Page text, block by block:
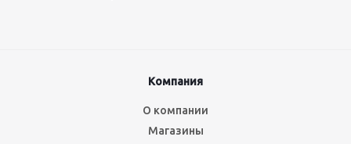
Компания
О компании
Магазины